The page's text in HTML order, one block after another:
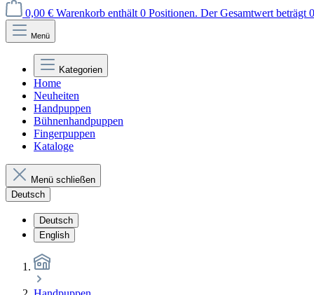
0,00 € Warenkorb enthält 0 Positionen. Der Gesamtwert beträgt
Menü
Kategorien
Home
Neuheiten
Handpuppen
Bühnenhandpuppen
Fingerpuppen
Kataloge
Menü schließen
Deutsch
Deutsch
English